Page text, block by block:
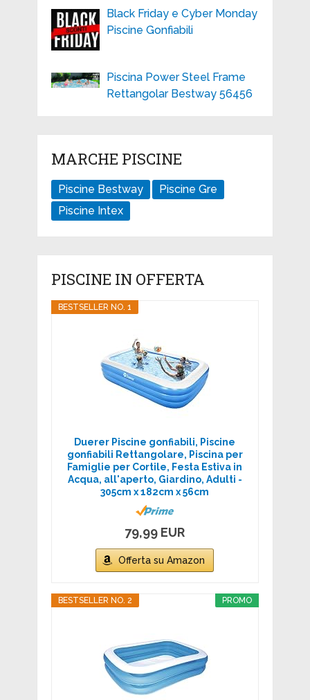
Black Friday e Cyber Monday
Piscine Gonfiabili
Piscina Power Steel Frame
Rettangolar Bestway 56456
MARCHE PISCINE
Piscine Bestway
Piscine Gre
Piscine Intex
PISCINE IN OFFERTA
BESTSELLER NO. 1
Duerer Piscine gonfiabili, Piscine
gonfiabili Rettangolare, Piscina per
Famiglie per Cortile, Festa Estiva in
Acqua, all'aperto, Giardino, Adulti -
305cm x 182cm x 56cm
79,99 EUR
Offerta su Amazon
PROMO
BESTSELLER NO. 2